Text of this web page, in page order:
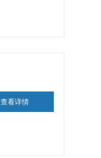
查看详情